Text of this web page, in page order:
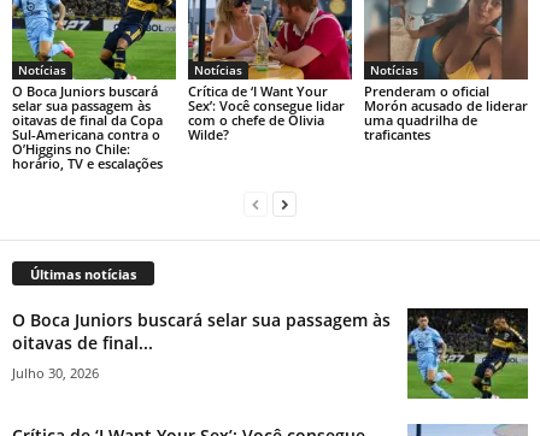
Notícias
O Boca Juniors buscará
selar sua passagem às
oitavas de final da Copa
Sul-Americana contra o
O’Higgins no Chile:
horário, TV e escalações
Notícias
Crítica de ‘I Want Your
Sex’: Você consegue lidar
com o chefe de Olivia
Wilde?
Notícias
Prenderam o oficial
Morón acusado de liderar
uma quadrilha de
traficantes
Últimas notícias
O Boca Juniors buscará selar sua passagem às
oitavas de final...
Julho 30, 2026